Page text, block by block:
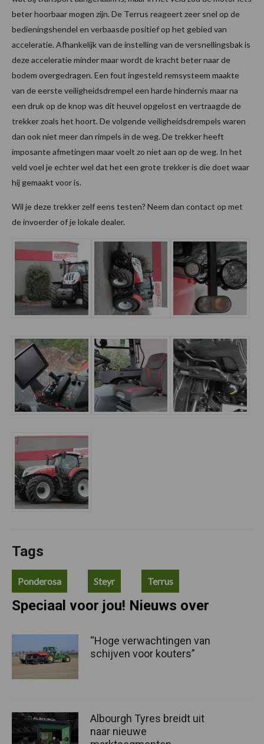
beter hoorbaar mogen zijn. De Terrus reageert zeer snel op de
bedieningshendel en verbaasde positief op het gebied van
acceleratie. Afhankelijk van de instelling van de versnellingsbak is
deze acceleratie minder maar wordt de kracht beter naar de
bodem overgedragen. Een fout ingesteld remsysteem maakte
van de eerste veiligheidsdrempel een harde hindernis maar na
een druk op de knop was dit heuvel opgelost en vertraagde de
trekker zoals het hoort. De volgende veiligheidsdrempels waren
dan ook niet meer dan rimpels in de weg. De trekker heeft
imposante afmetingen maar voelt zo niet aan op de weg. In het
veld voel je echter wel dat het een grote trekker is die doet waar
hij gemaakt voor is.
Wil je deze trekker zelf eens testen? Neem dan contact op met
de invoerder of je lokale dealer.
Tags
Ponderosa Steyr Terrus
Speciaal voor jou! Nieuws over
“Hoge verwachtingen van
schijven voor kouters”
Albourgh Tyres breidt uit
naar nieuwe